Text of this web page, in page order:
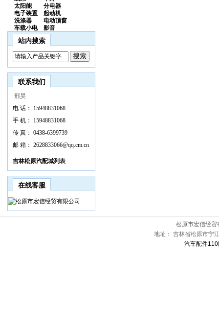
太阳能
分电器
电子装置
起动机
洗涤器
电动顶窗
车载小电
影音
站内搜索
联系我们
邢昊
电 话：
15948831068
手 机：
15948831068
传 真： 0438-6399739
邮 箱： 2628833066@qq.cm.cn
吉林松原汽配城列表
在线客服
松原市宏信经贸
地址： 吉林省松原市宁
汽车配件